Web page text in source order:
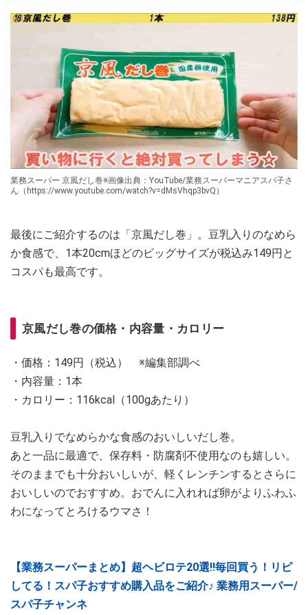
業務スーパー 京風だし巻※画像出典：YouTube/業務スーパーマニアスパ子さ
ん（https://www.youtube.com/watch?v=dMsVhqp3bvQ）
最後にご紹介するのは「京風だし巻」。豆乳入りのなめら
か食感で、1本20cmほどのビッグサイズが税込み149円と
コスパも最高です。
京風だし巻の価格・内容量・カロリー
・価格：149円（税込） ※編集部調べ
・内容量：1本
・カロリー：116kcal（100gあたり）
豆乳入りでなめらかな食感のおいしいだし巻。
あと一品に最適で、保存料・防腐剤不使用なのも嬉しい。
そのままでも十分おいしいが、軽くレンチンするとさらに
おいしいのでおすすめ。おでんに入れれば卵がよりふわふ
わになってとろけるウマさ！
【業務スーパーまとめ】超ヘビロテ20選‼毎回買う！リピ
してる！スパ子おすすめ購入品をご紹介♪ 業務用スーパー/
スパ子チャンネ